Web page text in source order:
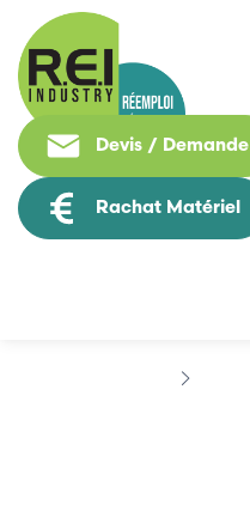
Devis / Demande
Rachat Matériel